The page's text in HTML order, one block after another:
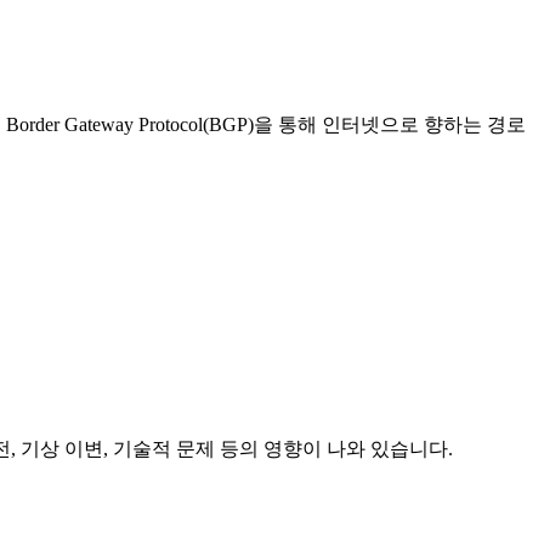
Gateway Protocol(BGP)을 통해 인터넷으로 향하는 경로
기상 이변, 기술적 문제 등의 영향이 나와 있습니다.